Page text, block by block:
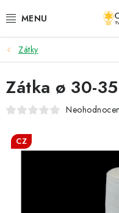
na
SEZÓNNÍ TVOŘENÍ
DŘEVĚNÉ VÝROBKY
MEDAILE
PLACKY A MAGNETKY
Zátky
Zátka ø 30-
CZ